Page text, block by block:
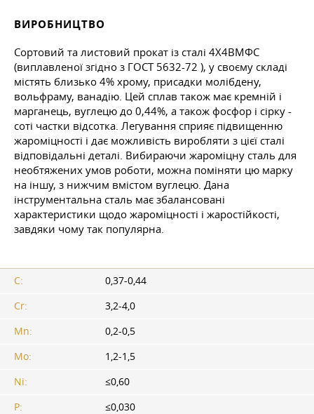
ВИРОБНИЦТВО
Сортовий та листовий прокат із сталі 4Х4ВМФС
(виплавленої згідно з ГОСТ 5632-72 ), у своєму складі
містять близько 4% хрому, присадки молібдену,
вольфраму, ванадію. Цей сплав також має кремній і
марганець, вуглецю до 0,44%, а також фосфор і сірку -
соті частки відсотка. Легування сприяє підвищенню
жароміцності і дає можливість виробляти з цієї сталі
відповідальні деталі. Вибираючи жароміцну сталь для
необтяжених умов роботи, можна поміняти цю марку
на іншу, з нижчим вмістом вуглецю. Дана
інструментальна сталь має збалансовані
характеристики щодо жароміцності і жаростійкості,
завдяки чому так популярна.
C:
0,37-0,44
Cr:
3,2-4,0
Mn:
0,2-0,5
Mo:
1,2-1,5
Ni:
≤0,60
P:
≤0,030